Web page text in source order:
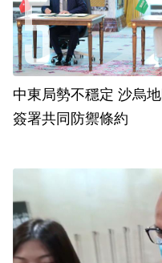
中東局勢不穩定 沙烏
簽署共同防禦條約